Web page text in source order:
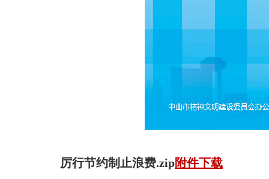
厉行节约制止浪费.zip附件下载